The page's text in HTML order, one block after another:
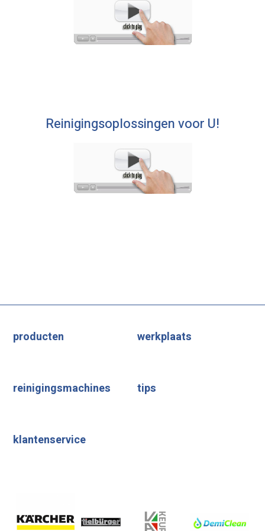
Reinigingsoplossingen voor U!
producten werkplaats
reinigingsmachines tips
klantenservice